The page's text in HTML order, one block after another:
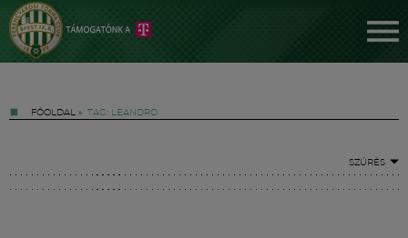
FŐOLDAL » TAG: LEANDRO
SZŰRÉS